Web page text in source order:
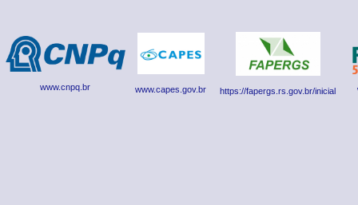
www.cnpq.br www.capes.gov.br https://fapergs.rs.gov.br/inicial